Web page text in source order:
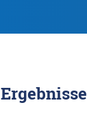
Ergebnisse